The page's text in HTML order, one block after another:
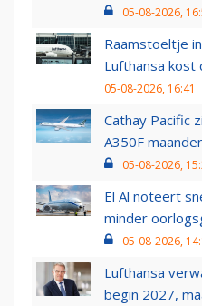
05-08-2026,
Raamstoeltje
Lufthansa
05-08-2026, 16:41
Cathay Pacific
A350F
05-08-2026,
El Al noteert
minder
05-08-2026,
Lufthansa
begin 2027,